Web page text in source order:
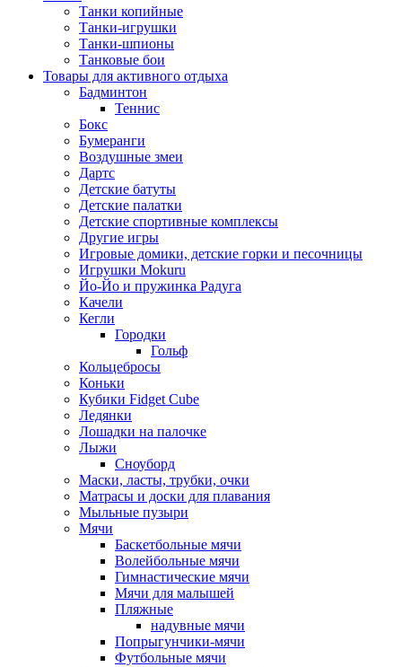
Танки копийные
Танки-игрушки
Танки-шпионы
Танковые бои
Товары для активного отдыха
Бадминтон
Теннис
Бокс
Бумеранги
Воздушные змеи
Дартс
Детские батуты
Детские палатки
Детские спортивные комплексы
Другие игры
Игровые домики, детские горки и песочницы
Игрушки Mokuru
Йо-Йо и пружинка Радуга
Качели
Кегли
Городки
Гольф
Кольцебросы
Коньки
Кубики Fidget Cube
Ледянки
Лошадки на палочке
Лыжи
Сноуборд
Маски, ласты, трубки, очки
Матрасы и доски для плавания
Мыльные пузыри
Мячи
Баскетбольные мячи
Волейбольные мячи
Гимнастические мячи
Мячи для малышей
Пляжные
надувные мячи
Попрыгунчики-мячи
Футбольные мячи